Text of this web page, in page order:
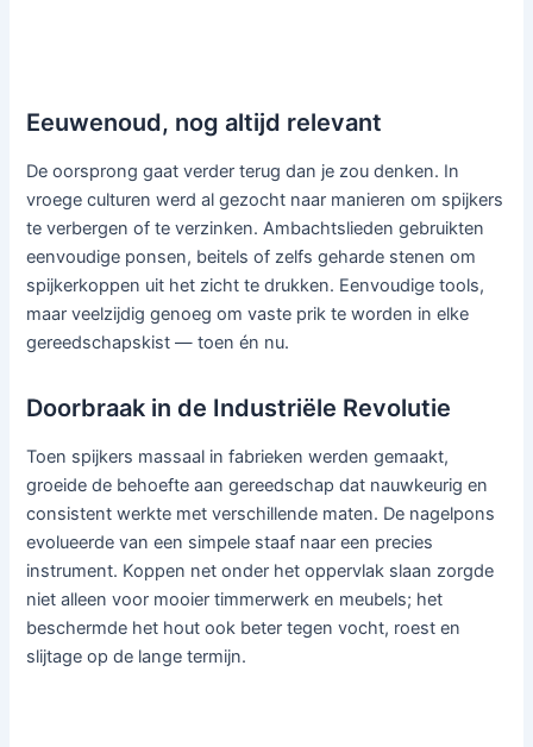
Eeuwenoud, nog altijd relevant
De oorsprong gaat verder terug dan je zou denken. In
vroege culturen werd al gezocht naar manieren om spijkers
te verbergen of te verzinken. Ambachtslieden gebruikten
eenvoudige ponsen, beitels of zelfs geharde stenen om
spijkerkoppen uit het zicht te drukken. Eenvoudige tools,
maar veelzijdig genoeg om vaste prik te worden in elke
gereedschapskist — toen én nu.
Doorbraak in de Industriële Revolutie
Toen spijkers massaal in fabrieken werden gemaakt,
groeide de behoefte aan gereedschap dat nauwkeurig en
consistent werkte met verschillende maten. De nagelpons
evolueerde van een simpele staaf naar een precies
instrument. Koppen net onder het oppervlak slaan zorgde
niet alleen voor mooier timmerwerk en meubels; het
beschermde het hout ook beter tegen vocht, roest en
slijtage op de lange termijn.